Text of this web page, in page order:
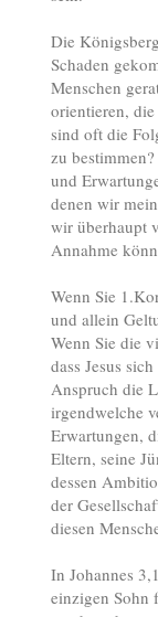
Die
Schaden
Menschen
orientieren,
sind oft die
zu
und
denen wir
wir überhaupt
Annahme
Wenn Sie
und allein
Wenn Sie die
dass Jesus
Anspruch die
irgendwelche
Erwartungen,
Eltern, seine
dessen
der
diesen
In Johannes
einzigen Sohn